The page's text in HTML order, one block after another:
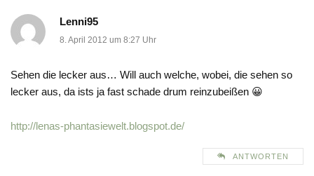
Lenni95
8. April 2012 um 8:27 Uhr
Sehen die lecker aus… Will auch welche, wobei, die sehen so
lecker aus, da ists ja fast schade drum reinzubeißen 😀
http://lenas-phantasiewelt.blogspot.de/
ANTWORTEN